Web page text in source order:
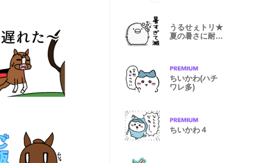
うるせぇトリ★
夏の暑さに耐え
ちいかわ(ハチ
ワレ多)
ちいかわ４